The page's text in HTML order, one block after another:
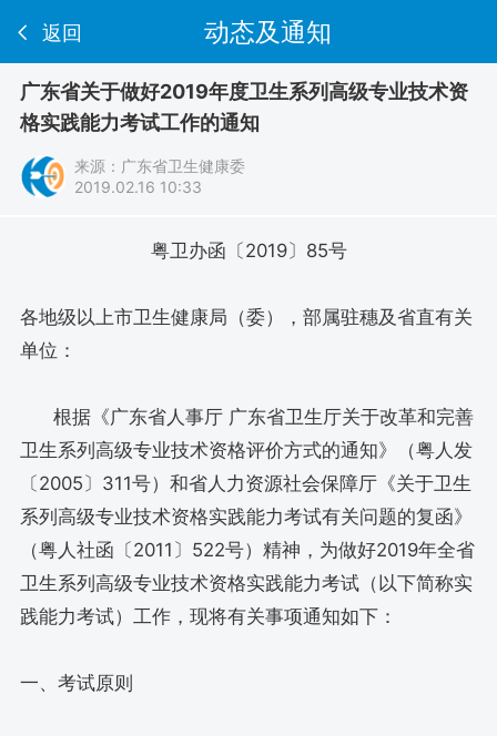
返回 动态及通知
广东省关于做好2019年度卫生系列高级专业技术资
格实践能力考试工作的通知
来源： 广东省卫生健康委
2019.02.16 10:33
粤卫办函〔2019〕85号
各地级以上市卫生健康局（委），部属驻穗及省直有关
单位：
根据《广东省人事厅 广东省卫生厅关于改革和完善
卫生系列高级专业技术资格评价方式的通知》（粤人发
〔2005〕311号）和省人力资源社会保障厅《关于卫生
系列高级专业技术资格实践能力考试有关问题的复函》
（粤人社函〔2011〕522号）精神，为做好2019年全省
卫生系列高级专业技术资格实践能力考试（以下简称实
践能力考试）工作，现将有关事项通知如下：
一、考试原则